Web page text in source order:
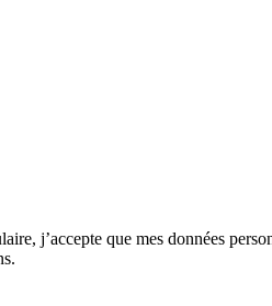
j’accepte que mes données